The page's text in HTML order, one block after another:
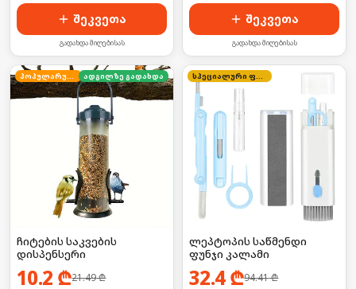
შეკვეთა
გადახდა მიღებისას
შეკვეთა
გადახდა მიღებისას
პოპულარული ადგილზე გადახდა
ჩიტების საკვების
დისპენსერი
10.2 ₾21.49₾
სპეციალური ფასი
ლეპტოპის საწმენდი
ფუნჯი კალამი
32.4₾94.41₾